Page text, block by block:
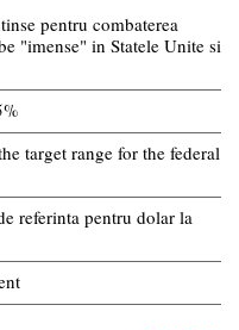
pentru combaterea
"imense" in Statele Unite si
target range for the federal
referinta pentru dolar la